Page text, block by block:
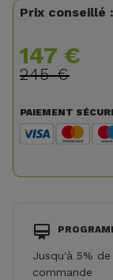
Prix conseillé :
147 €
245 €
PAIEMENT
Jusqu'à 5%
commande